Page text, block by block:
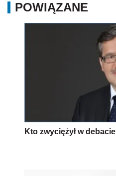
POWIĄZANE
Kto zwyciężył w debacie